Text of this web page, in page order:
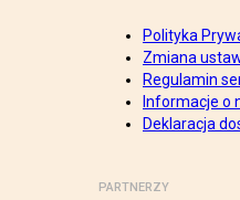
Polityka
Zmiana
Regulamin
Informacje o
Deklaracja
PARTNERZY